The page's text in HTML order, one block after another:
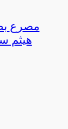
مصرع
هيثم